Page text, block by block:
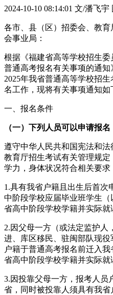
2024-10-10 08:14:01 文/潘飞宇
各市、县（区）招委会、教
会事业局：
根据《福建省高等学校招生
普通高考报名有关事项的通
2025年我省普通高等学校招
名工作，现将有关事项通知如
一、报名条件
（一）下列人员可以申请报名
遵守中华人民共和国宪法和
教育厅招生考试有关管理规
学力，身体状况符合相关要求
1.具有我省户籍且出生后首次
中阶段学校应届毕业班学生
省高中阶段学校学籍并实际就
2.因父母一方（或法定监护人
进、库区移民、驻闽部队现
户籍于普通高考报名前迁入
省高中阶段学校学籍并实际就
3.因投靠父母一方，报考人员
省，同时被投靠人须具有我